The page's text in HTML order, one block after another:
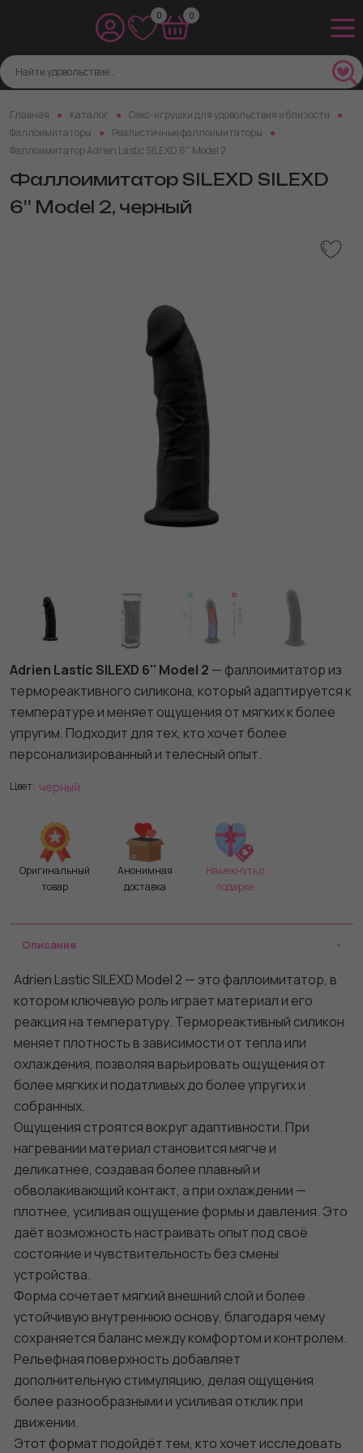
0 0
Главная Каталог
Секс-игрушки для удовольствия и близости
Фаллоимитаторы
Реалистичные фаллоимитаторы
Фаллоимитатор Adrien Lastic SILEXD 6'' Model 2
Фаллоимитатор SILEXD SILEXD
6'' Model 2, черный
Adrien Lastic SILEXD 6'' Model 2 — фаллоимитатор из
термореактивного силикона, который адаптируется к
температуре и меняет ощущения от мягких к более
упругим. Подходит для тех, кто хочет более
персонализированный и телесный опыт.
Цвет: черный
Оригинальный
товар
Анонимная
доставка
Намекнуть о
подарке
Описание
Adrien Lastic SILEXD Model 2 — это фаллоимитатор, в
котором ключевую роль играет материал и его
реакция на температуру. Термореактивный силикон
меняет плотность в зависимости от тепла или
охлаждения, позволяя варьировать ощущения от
более мягких и податливых до более упругих и
собранных.
Ощущения строятся вокруг адаптивности. При
нагревании материал становится мягче и
деликатнее, создавая более плавный и
обволакивающий контакт, а при охлаждении —
плотнее, усиливая ощущение формы и давления. Это
даёт возможность настраивать опыт под своё
состояние и чувствительность без смены
устройства.
Форма сочетает мягкий внешний слой и более
устойчивую внутреннюю основу, благодаря чему
сохраняется баланс между комфортом и контролем.
Рельефная поверхность добавляет
дополнительную стимуляцию, делая ощущения
более разнообразными и усиливая отклик при
движении.
Этот формат подойдёт тем, кто хочет исследовать